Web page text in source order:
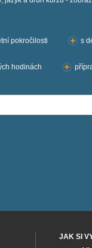
pokročilosti
s
hodinách
JAK SI